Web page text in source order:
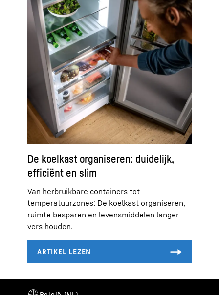
De koelkast organiseren: duidelijk,
efficiënt en slim
Van herbruikbare containers tot
temperatuurzones: De koelkast organiseren,
ruimte besparen en levensmiddelen langer
vers houden.